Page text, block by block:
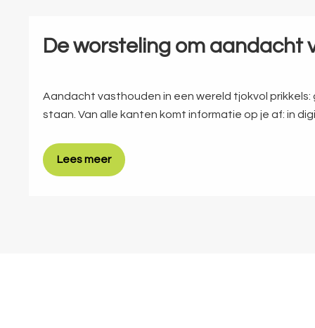
De worsteling om aandacht
Aandacht vasthouden in een wereld tjokvol prikkels:
staan. Van alle kanten komt informatie op je af: in
Lees meer